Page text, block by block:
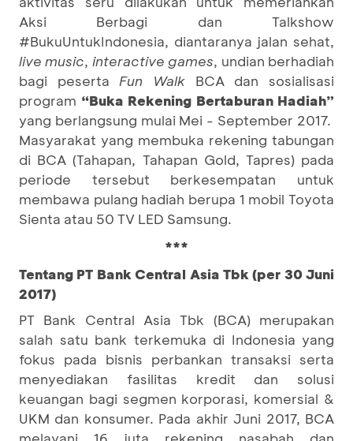
Aksi Berbagi dan Talkshow
#BukuUntukIndonesia, diantaranya jalan sehat,
live music, interactive games, undian berhadiah
bagi peserta Fun Walk BCA dan sosialisasi
program “Buka Rekening Bertaburan Hadiah”
yang berlangsung mulai Mei - September 2017.
Masyarakat yang membuka rekening tabungan
di BCA (Tahapan, Tahapan Gold, Tapres) pada
periode tersebut berkesempatan untuk
membawa pulang hadiah berupa 1 mobil Toyota
Sienta atau 50 TV LED Samsung.
***
Tentang PT Bank Central Asia Tbk (per 30 Juni
2017)
PT Bank Central Asia Tbk (BCA) merupakan
salah satu bank terkemuka di Indonesia yang
fokus pada bisnis perbankan transaksi serta
menyediakan fasilitas kredit dan solusi
keuangan bagi segmen korporasi, komersial &
UKM dan konsumer. Pada akhir Juni 2017, BCA